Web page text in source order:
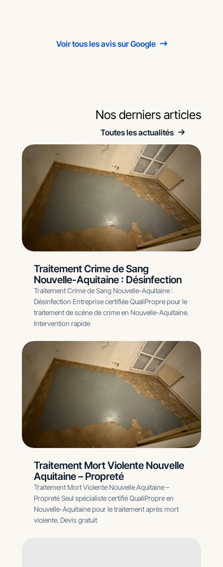
Voir tous les avis sur Google
Nos derniers articles
Toutes les actualités
Traitement Crime de Sang
Nouvelle-Aquitaine : Désinfection
Traitement Crime de Sang Nouvelle-Aquitaine :
Désinfection Entreprise certifiée QualiPropre pour le
traitement de scène de crime en Nouvelle-Aquitaine.
Intervention rapide
Traitement Mort Violente Nouvelle
Aquitaine – Propreté
Traitement Mort Violente Nouvelle Aquitaine –
Propreté Seul spécialiste certifié QualiPropre en
Nouvelle-Aquitaine pour le traitement après mort
violente. Devis gratuit